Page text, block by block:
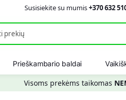
Susisiekite su mumis+370 632
Prieškambario baldai
Visoms prekėms taikomas